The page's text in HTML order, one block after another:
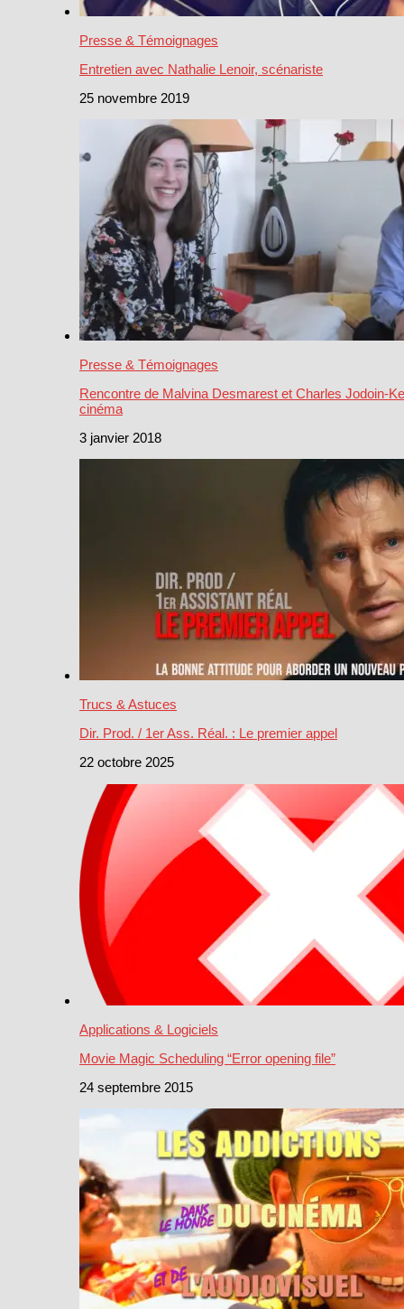
Presse & Témoignages
Entretien avec Nathalie Lenoir, scénariste
25 novembre 2019
Presse & Témoignages
Rencontre de Malvina Desmarest et Charles Jodoin-
cinéma
3 janvier 2018
Trucs & Astuces
Dir. Prod. / 1er Ass. Réal. : Le premier appel
22 octobre 2025
Applications & Logiciels
Movie Magic Scheduling “Error opening file”
24 septembre 2015